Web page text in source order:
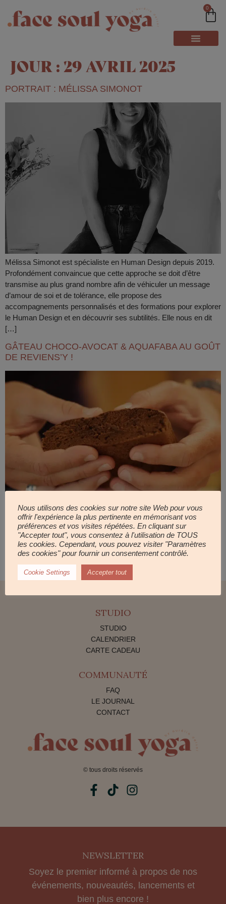
0
JOUR : 29 AVRIL 2025
PORTRAIT : MÉLISSA SIMONOT
Mélissa Simonot est spécialiste en Human Design depuis 2019.
Profondément convaincue que cette approche se doit d’être
transmise au plus grand nombre afin de véhiculer un message
d’amour de soi et de tolérance, elle propose des
accompagnements personnalisés et des formations pour explorer
le Human Design et en découvrir ses subtilités. Elle nous en dit
[…]
GÂTEAU CHOCO-AVOCAT & AQUAFABA AU GOÛT
DE REVIENS’Y !
Ingrédients • 100 g de chocolat noir• 6 c. à soupe d’aquafaba (eau
de pois chiches)• 40 g de sucre de canne (ou plus selon goût)•
1/2 avocat bien mûr• 50 g de farine• 1/2 sachet de levure
chimique• 1 pincée de sel• Vanille ou café en option pour le goût
Préparation 1. Monte l’aquafaba […]
STUDIO
STUDIO
CALENDRIER
CARTE CADEAU
COMMUNAUTÉ
FAQ
LE JOURNAL
CONTACT
© tous droits réservés
NEWSLETTER
Soyez le premier informé à propos de nos
événements, nouveautés, lancements et
bien plus encore !
Nous utilisons des cookies sur notre site Web pour vous
offrir l'expérience la plus pertinente en mémorisant vos
préférences et vos visites répétées. En cliquant sur
"Accepter tout", vous consentez à l'utilisation de TOUS
les cookies. Cependant, vous pouvez visiter "Paramètres
des cookies" pour fournir un consentement contrôlé.
Cookie Settings Accepter tout